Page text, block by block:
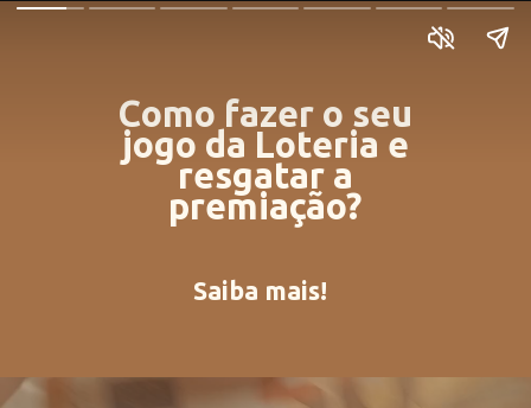
Como fazer o seu
jogo da Loteria e
resgatar a
premiação?
Saiba mais!